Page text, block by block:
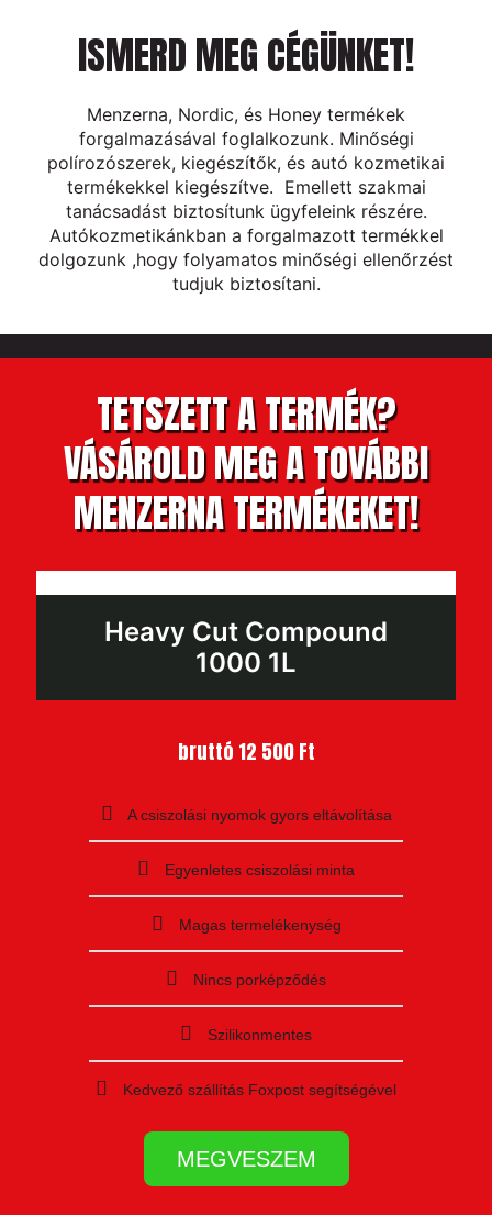
ISMERD MEG CÉGÜNKET!
Menzerna, Nordic, és Honey termékek
forgalmazásával foglalkozunk. Minőségi
polírozószerek, kiegészítők, és autó kozmetikai
termékekkel kiegészítve. Emellett szakmai
tanácsadást biztosítunk ügyfeleink részére.
Autókozmetikánkban a forgalmazott termékkel
dolgozunk ,hogy folyamatos minőségi ellenőrzést
tudjuk biztosítani.
TETSZETT A TERMÉK?
VÁSÁROLD MEG A TOVÁBBI
MENZERNA TERMÉKEKET!
Heavy Cut Compound
1000 1L
bruttó 12 500 Ft
A csiszolási nyomok gyors eltávolítása
Egyenletes csiszolási minta
Magas termelékenység
Nincs porképződés
Szilikonmentes
Kedvező szállítás Foxpost segítségével
MEGVESZEM